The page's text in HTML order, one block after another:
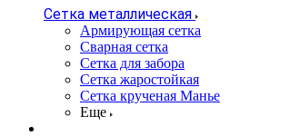
Сетка металлическая
Армирующая сетка
Сварная сетка
Сетка для забора
Сетка жаростойкая
Сетка крученая Манье
Еще